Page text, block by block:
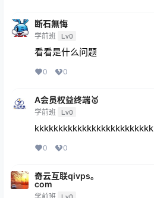
断石無悔
学前班 Lv0
看看是什么问题
0 0
A会员权益终端🥇
学前班 Lv0
kkkkkkkkkkkkkkkkkkkkkkkkk
0 0
奇云互联qivps。
com